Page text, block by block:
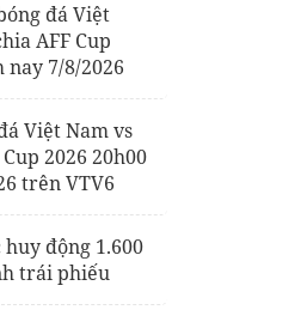
đá Việt
AFF Cup
nay 7/8/2026
Việt Nam vs
2026 20h00
trên VTV6
động 1.600
trái phiếu